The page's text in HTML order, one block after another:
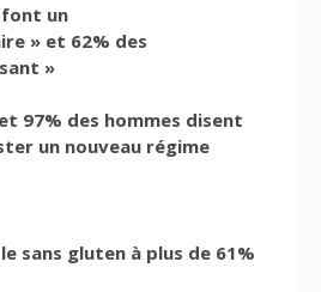
font un
» et 62% des
»
97% des hommes disent
un nouveau régime
sans gluten à plus de 61%